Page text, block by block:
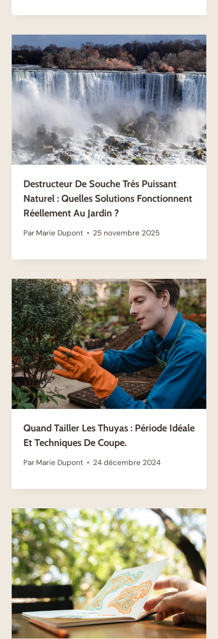
Destructeur De Souche Très Puissant
Naturel : Quelles Solutions Fonctionnent
Réellement Au Jardin ?
Par Marie Dupont 25 novembre 2025
Quand Tailler Les Thuyas : Période Idéale
Et Techniques De Coupe.
Par Marie Dupont 24 décembre 2024